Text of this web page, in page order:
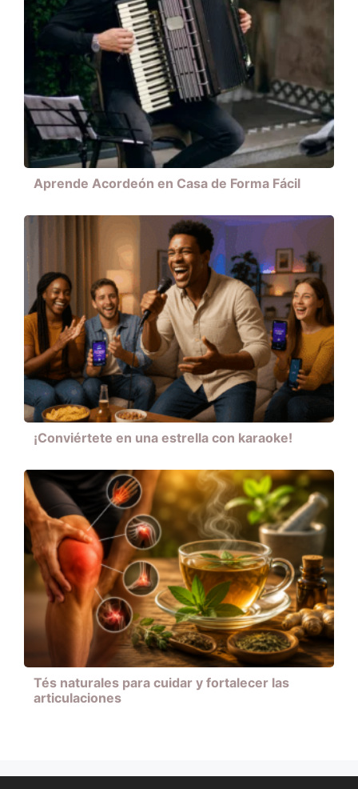
Aprende Acordeón en Casa de Forma Fácil
¡Conviértete en una estrella con karaoke!
Tés naturales para cuidar y fortalecer las
articulaciones